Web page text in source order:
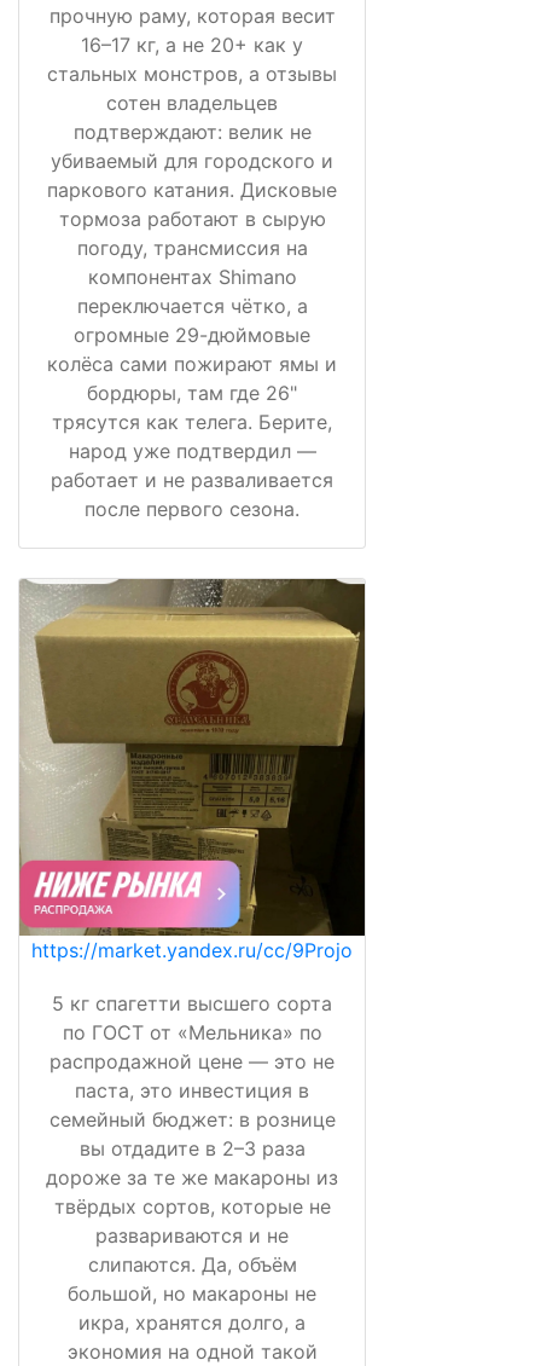
прочную раму, которая весит
16–17 кг, а не 20+ как у
стальных монстров, а отзывы
сотен владельцев
подтверждают: велик не
убиваемый для городского и
паркового катания. Дисковые
тормоза работают в сырую
погоду, трансмиссия на
компонентах Shimano
переключается чётко, а
огромные 29-дюймовые
колёса сами пожирают ямы и
бордюры, там где 26"
трясутся как телега. Берите,
народ уже подтвердил —
работает и не разваливается
после первого сезона.
https://market.yandex.ru/cc/9Projo
5 кг спагетти высшего сорта
по ГОСТ от «Мельника» по
распродажной цене — это не
паста, это инвестиция в
семейный бюджет: в рознице
вы отдадите в 2–3 раза
дороже за те же макароны из
твёрдых сортов, которые не
развариваются и не
слипаются. Да, объём
большой, но макароны не
икра, хранятся долго, а
экономия на одной такой